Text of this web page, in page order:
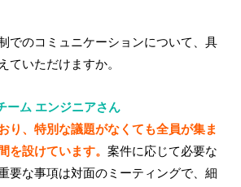
でのコミュニケーションについて、具
ていただけますか。
ーム エンジニアさん
り、特別な議題がなくても全員が集ま
を設けています。案件に応じて必要な
要な事項は対面のミーティングで、細